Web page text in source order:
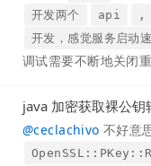
开发两个
api ,
开发，感觉服务启动
调试需要不断地关闭重
java 加密获取裸公
@ceclachivo 不好意